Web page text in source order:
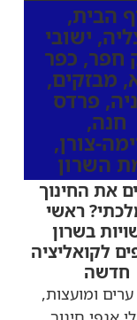
הבית,
, ישובי
חפר, כפר
, מבזקים,
, פרדס
חנה,
צורן,
השרון
את החינוך
ראשי
בשרון
לקואליציה
חדשה
ומועצות,